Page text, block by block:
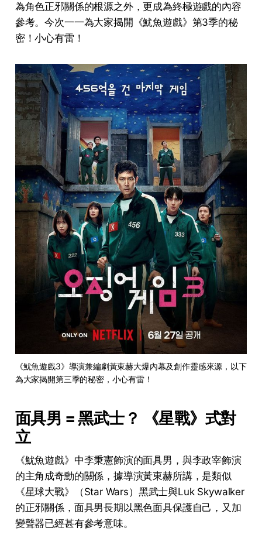
為角色正邪關係的根源之外，更成為終極遊戲的內容
參考。今次一一為大家揭開《魷魚遊戲》第3季的秘
密！小心有雷！
《魷魚遊戲3》導演兼編劇黃東赫大爆內幕及創作靈感來源，以下
為大家揭開第三季的秘密，小心有雷！
面具男 = 黑武士？ 《星戰》式對
立
《魷魚遊戲》中李秉憲飾演的面具男，與李政宰飾演
的主角成奇勳的關係，據導演黃東赫所講，是類似
《星球大戰》（Star Wars）黑武士與Luk Skywalker
的正邪關係，面具男長期以黑色面具保護自己，又加
變聲器已經甚有參考意味。